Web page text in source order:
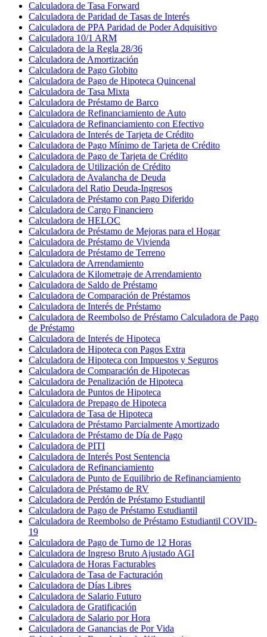
Calculadora de Tasa Forward
Calculadora de Paridad de Tasas de Interés
Calculadora de PPA Paridad de Poder Adquisitivo
Calculadora 10/1 ARM
Calculadora de la Regla 28/36
Calculadora de Amortización
Calculadora de Pago Globito
Calculadora de Pago de Hipoteca Quincenal
Calculadora de Tasa Mixta
Calculadora de Préstamo de Barco
Calculadora de Refinanciamiento de Auto
Calculadora de Refinanciamiento con Efectivo
Calculadora de Interés de Tarjeta de Crédito
Calculadora de Pago Mínimo de Tarjeta de Crédito
Calculadora de Pago de Tarjeta de Crédito
Calculadora de Utilización de Crédito
Calculadora de Avalancha de Deuda
Calculadora del Ratio Deuda-Ingresos
Calculadora de Préstamo con Pago Diferido
Calculadora de Cargo Financiero
Calculadora de HELOC
Calculadora de Préstamo de Mejoras para el Hogar
Calculadora de Préstamo de Vivienda
Calculadora de Préstamo de Terreno
Calculadora de Arrendamiento
Calculadora de Kilometraje de Arrendamiento
Calculadora de Saldo de Préstamo
Calculadora de Comparación de Préstamos
Calculadora de Interés de Préstamo
Calculadora de Reembolso de Préstamo Calculadora de Pago
de Préstamo
Calculadora de Interés de Hipoteca
Calculadora de Hipoteca con Pagos Extra
Calculadora de Hipoteca con Impuestos y Seguros
Calculadora de Comparación de Hipotecas
Calculadora de Penalización de Hipoteca
Calculadora de Puntos de Hipoteca
Calculadora de Prepago de Hipoteca
Calculadora de Tasa de Hipoteca
Calculadora de Préstamo Parcialmente Amortizado
Calculadora de Préstamo de Día de Pago
Calculadora de PITI
Calculadora de Interés Post Sentencia
Calculadora de Refinanciamiento
Calculadora de Punto de Equilibrio de Refinanciamiento
Calculadora de Préstamo de RV
Calculadora de Perdón de Préstamo Estudiantil
Calculadora de Pago de Préstamo Estudiantil
Calculadora de Reembolso de Préstamo Estudiantil COVID-
19
Calculadora de Pago de Turno de 12 Horas
Calculadora de Ingreso Bruto Ajustado AGI
Calculadora de Horas Facturables
Calculadora de Tasa de Facturación
Calculadora de Días Libres
Calculadora de Salario Futuro
Calculadora de Gratificación
Calculadora de Salario por Hora
Calculadora de Ganancias de Por Vida